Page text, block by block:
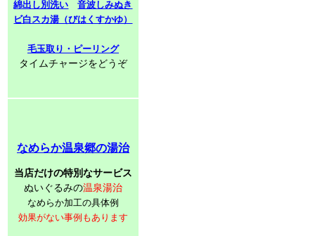
綿出し別洗い
音波しみぬき
ビ白スカ湯（びはくすかゆ）
毛玉取り・ピーリング
タイムチャージをどうぞ
なめらか温泉郷の湯治
当店だけの特別なサービス
ぬいぐるみの温泉湯治
なめらか加工の具体例
効果がない事例もあります